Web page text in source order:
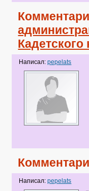
Написал:pepelats
Написал:pepelats